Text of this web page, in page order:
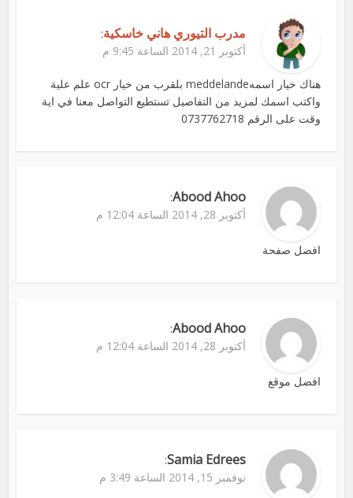
مدرب التيوري هاني خاسكية:
أكتوبر 21, 2014 الساعة 9:45 م
هناك خيار اسمهmeddelande بلقرب من خيار ocr علم علية
واكتب اسمك لمزيد من التفاصيل تستطيع التواصل معنا في اية
وقت على الرقم 0737762718
Abood Ahoo
:
أكتوبر 28, 2014 الساعة 12:04 م
افضل صفحة
Abood Ahoo
:
أكتوبر 28, 2014 الساعة 12:04 م
افضل موقع
Samia Edrees
:
نوفمبر 15, 2014 الساعة 3:49 م